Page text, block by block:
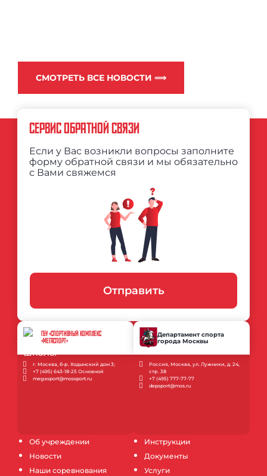
СМОТРЕТЬ ВСЕ НОВОСТИ ⟹
Об учреждении
Новости
Наши соревнования
Инструкции
Документы
Услуги
СЕРВИС ОБРАТНОЙ СВЯЗИ
Если у Вас возникли вопросы заполните
форму обратной связи и мы обязательно
с Вами свяжемся
Отправить
ГБУ «СПОРТИВНЫЙ КОМПЛЕКС
«МЕГАСПОРТ»
г. Москва, б-р. Ходынский дом 3;
+7 (495) 643-18-25 Основной
megasport@mossport.ru
Департамент спорта
города Москвы
Россия, Москва, ул. Лужники, д. 24,
стр. 38
+7 (495) 777-77-77
depsport@mos.ru